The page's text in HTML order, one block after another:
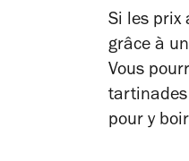
Si les prix
grâce à
Vous
pour y